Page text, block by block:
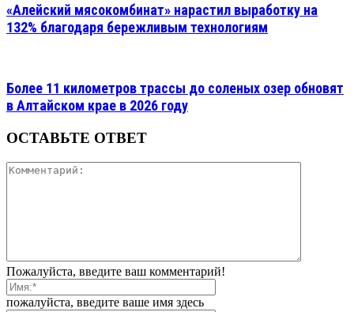
«Алейский мясокомбинат» нарастил выработку на
132% благодаря бережливым технологиям
Более 11 километров трассы до соленых озер обновят
в Алтайском крае в 2026 году
ОСТАВЬТЕ ОТВЕТ
Пожалуйста, введите ваш комментарий!
пожалуйста, введите ваше имя здесь